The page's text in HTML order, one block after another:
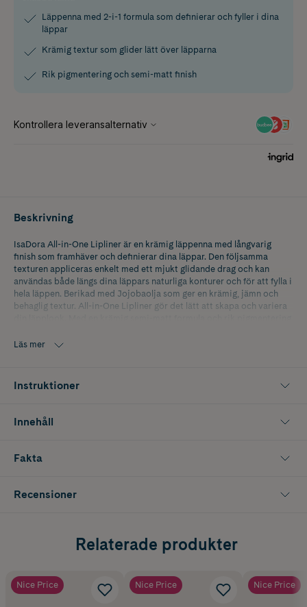
Läppenna med 2-i-1 formula som definierar och fyller i dina
läppar
Krämig textur som glider lätt över läpparna
Rik pigmentering och semi-matt finish
Beskrivning
IsaDora All-in-One Lipliner är en krämig läppenna med långvarig
finish som framhäver och definierar dina läppar. Den följsamma
texturen appliceras enkelt med ett mjukt glidande drag och kan
användas både längs dina läppars naturliga konturer och för att fylla i
hela läppen. Berikad med Jojobaolja som ger en krämig, jämn och
behaglig textur. All-in-One Lipliner gör det lätt att skapa och variera
hela läppen för att skapa ett långvarigt, uttrycksfullt resultat. Pennan
hållbarhet.
Läs mer
Instruktioner
Innehåll
Fakta
Recensioner
Relaterade produkter
Nice Price Nice Price Nice Price